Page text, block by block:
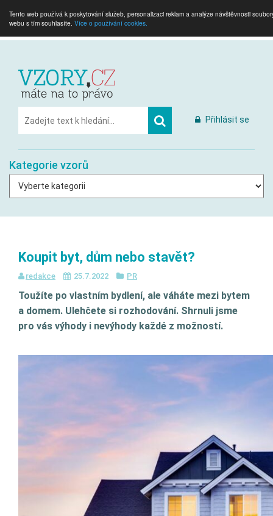
Tento web používá k poskytování služeb, personalizaci reklam a analýze návštěvnosti
webu s tím souhlasíte. Více o používání cookies.
Přihlásit se
Kategorie vzorů
Koupit byt, dům nebo stavět?
redakce 25.7.2022 PR
Toužíte po vlastním bydlení, ale váháte mezi bytem
a domem. Ulehčete si rozhodování. Shrnuli jsme
pro vás výhody i nevýhody každé z možností.